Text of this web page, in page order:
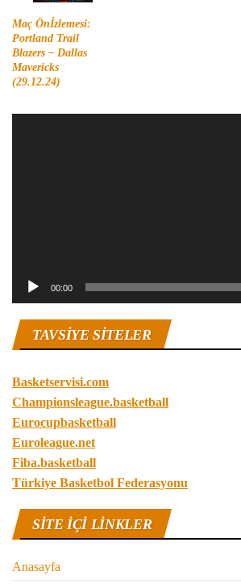
Maç Önİzlemesi:
Portland Trail
Blazers – Dallas
Mavericks
(29.12.24)
00:00
TAVSIYE SITELER
Basketservisi.com
Championsleague.basketball
Eurocupbasketball
Euroleague.net
Fiba.basketball
Türkiye Basketbol Federasyonu
SITE IÇI LINKLER
Anasayfa